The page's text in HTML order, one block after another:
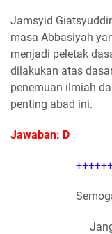
Jamsyid
masa Abbasiyah
menjadi peletak
dilakukan atas
penemuan ilmiah
penting abad ini.
Jawaban: D